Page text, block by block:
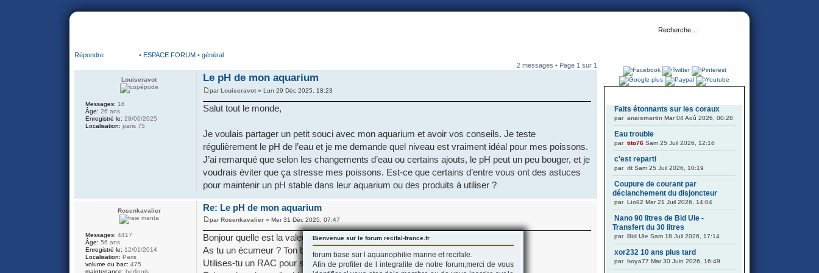
Bienvenue sur le forum recifal-france.fr
forum base sur l aquariophilie marine et recifale.
Afin de profiter de l integralite de notre forum,merci de vous
Répondre • ESPACE FORUM • général
2 messages • Page 1 sur 1
Le pH de mon aquarium
parLouiseravot » Lun 29 Déc 2025, 18:23
Salut tout le monde,
Je voulais partager un petit souci avec mon aquarium et avoir vos conseils. Je teste
régulièrement le pH de l’eau et je me demande quel niveau est vraiment idéal pour mes poissons.
J’ai remarqué que selon les changements d’eau ou certains ajouts, le pH peut un peu bouger, et je
voudrais éviter que ça stresse mes poissons. Est-ce que certains d’entre vous ont des astuces
pour maintenir un pH stable dans leur aquarium ou des produits à utiliser ?
Louiseravot
Messages: 16
Âge: 26 ans
Enregistré le: 28/06/2025
Localisation: paris 75
Re: Le pH de mon aquarium
parRosenkavalier » Mer 31 Déc 2025, 07:47
Bonjour quelle est la valeur de ton KH?
As tu un écumeur ? Ton bac est-il situé dans un espace relativement confiné ?
Utilises-tu un RAC pour supplémenter ?
Rosenkavalier
Messages: 4417
Âge: 56 ans
Enregistré le: 12/01/2014
Localisation: Paris
volume du bac: 475
maintenance: berlinois
Faits étonnants sur les coraux
par anaismartin Mar 04 Aoû 2026, 00:28
Eau trouble
par tito76 Sam 25 Juil 2026, 12:16
c'est reparti
par dt Sam 25 Juil 2026, 10:19
Coupure de courant par
déclanchement du disjoncteur
par Lio62 Mar 21 Juil 2026, 14:04
Nano 90 litres de Bid Ule -
Transfert du 30 litres
par Bid Ule Sam 18 Juil 2026, 17:14
xor232 10 ans plus tard
par hoya77 Mar 30 Juin 2026, 16:49